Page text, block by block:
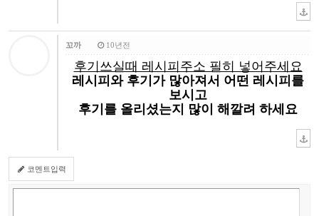
꼬까 10년전
후기쓰실때 레시피주소 필히 넣어주세요
레시피와 후기가 많아져서 어떤 레시피를
보시고
후기를 올리셨는지 많이 해깔려 하세요
코멘트입력